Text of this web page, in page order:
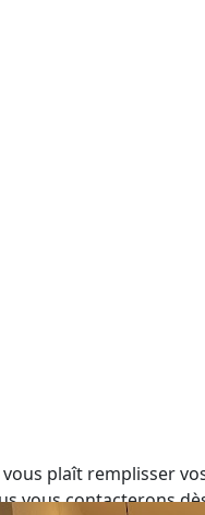
vous plaît remplisser
vous contacterons